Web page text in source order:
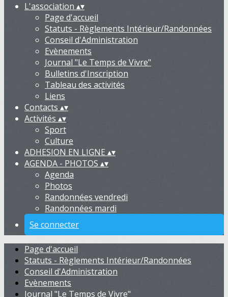
L'association ▴▾
Page d'accueil
Statuts - Règlements Intérieur/Randonnées
Conseil d'Administration
Evènements
Journal "Le Temps de Vivre"
Bulletins d'Inscription
Tableau des activités
Liens
Contacts ▴▾
Activités ▴▾
Sport
Culture
ADHESION EN LIGNE▴▾
AGENDA - PHOTOS ▴▾
Agenda
Photos
Randonnées vendredi
Randonnées mardi
Se connecter
Page d'accueil
Statuts - Règlements Intérieur/Randonnées
Conseil d'Administration
Evènements
Journal "Le Temps de Vivre"